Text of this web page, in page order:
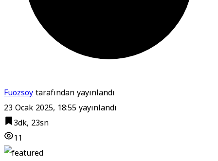
Fuozsoytarafından yayınlandı
23 Ocak 2025, 18:55yayınlandı
3dk, 23sn
11